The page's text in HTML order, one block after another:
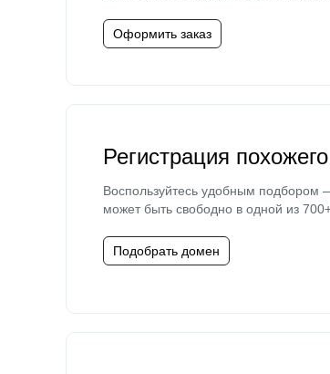
Оформить заказ
Регистрация
Воспользуйтесь удобным подбором
может быть свободно в одной из
Подобрать домен